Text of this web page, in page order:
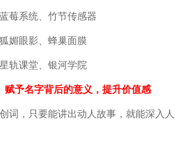
莓系统、竹节传感器
媚眼影、蜂巢面膜
轨课堂、银河学院
赋予名字背后的意义，提升价值感
词，只要能讲出动人故事，就能深入人